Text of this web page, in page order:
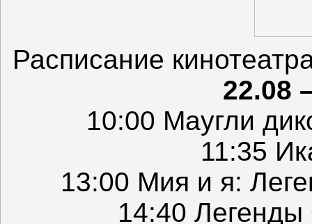
Расписание
22.08
10:00 Маугли
11:35
13:00 Мия и я:
14:40